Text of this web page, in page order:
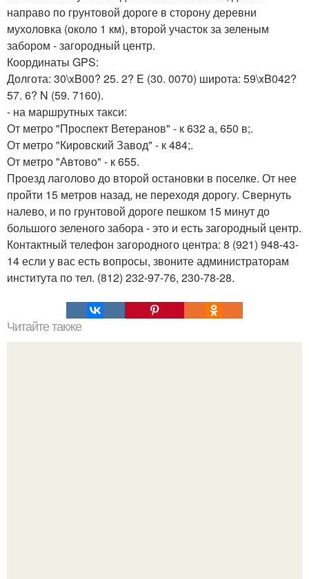
направо по грунтовой дороге в сторону деревни
мухоловка (около 1 км), второй участок за зеленым
забором - загородный центр.
Координаты GPS:
Долгота: 30\xB00? 25. 2? E (30. 0070) широта: 59\xB042?
57. 6? N (59. 7160).
- на маршрутных такси:
От метро "Проспект Ветеранов" - к 632 а, 650 в;.
От метро "Кировский Завод" - к 484;.
От метро "Автово" - к 655.
Проезд лаголово до второй остановки в поселке. От нее
пройти 15 метров назад, не переходя дорогу. Свернуть
налево, и по грунтовой дороге пешком 15 минут до
большого зеленого забора - это и есть загородный центр.
Контактный телефон загородного центра: 8 (921) 948-43-
14 если у вас есть вопросы, звоните администраторам
института по тел. (812) 232-97-76, 230-78-28.
Читайте также